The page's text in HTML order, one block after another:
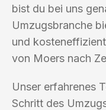
bist du bei uns
Umzugsbranche
und
von Moers nach
Unser erfahrenes
Schritt des